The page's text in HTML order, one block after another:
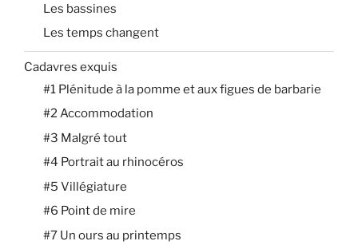
Les bassines
Les temps changent
Cadavres exquis
#1 Plénitude à la pomme et aux figues de barbarie
#2 Accommodation
#3 Malgré tout
#4 Portrait au rhinocéros
#5 Villégiature
#6 Point de mire
#7 Un ours au printemps